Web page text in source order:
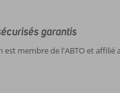
garantis
est membre de l'ABTO et affilié